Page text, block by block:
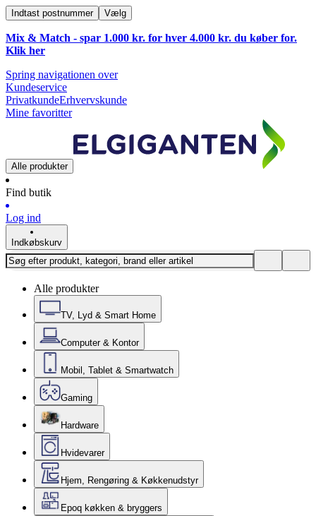
Indtast postnummer Vælg
Mix & Match - spar 1.000 kr. for hver 4.000 kr. du køber for.
Klik her
Spring navigationen over
Kundeservice
PrivatkundeErhvervskunde
Mine favoritter
Alle produkter
Find butik
Log ind
Indkøbskurv
Alle produkter
TV, Lyd & Smart Home
Computer & Kontor
Mobil, Tablet & Smartwatch
Gaming
Hardware
Hvidevarer
Hjem, Rengøring & Køkkenudstyr
Epoq køkken & bryggers